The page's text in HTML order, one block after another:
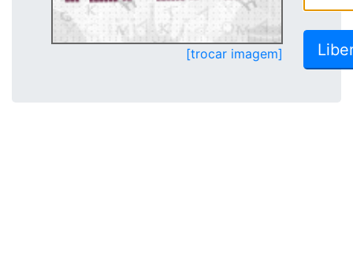
[trocar imagem]